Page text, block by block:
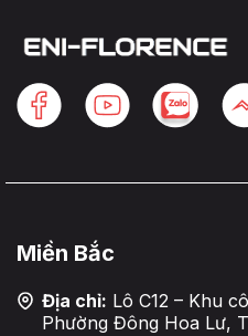
Miền Bắc
Địa chỉ: Lô C12 – Khu
Phường Đông Hoa Lư,